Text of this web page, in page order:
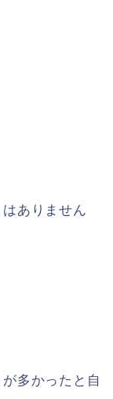
ありません
多かったと自